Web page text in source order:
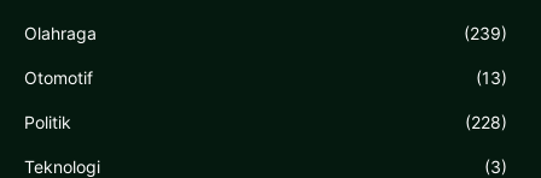
Olahraga (239)
Otomotif (13)
Politik (228)
Teknologi (3)